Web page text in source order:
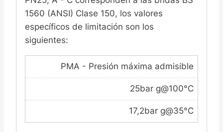
1560 (ANSI) Clase 150, los valores
específicos de limitación son los
siguientes:
PMA - Presión máxima admisible
25bar g@100°C
17,2bar g@35°C